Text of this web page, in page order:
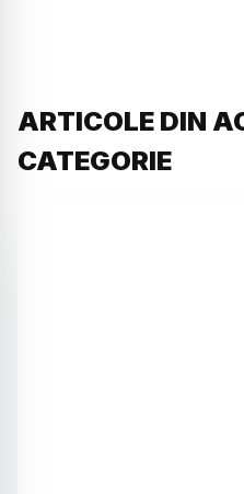
ARTICOLE DIN
CATEGORIE